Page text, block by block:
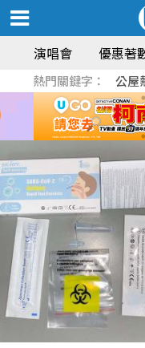
演唱會 優惠著
熱門關鍵字： 公屋